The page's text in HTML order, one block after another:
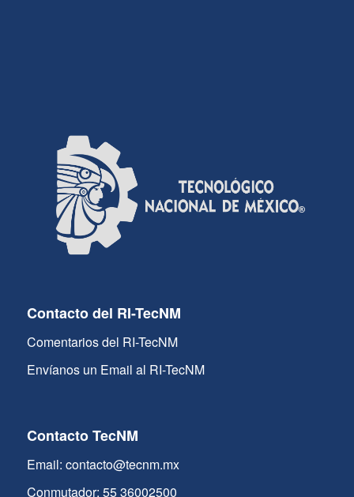
Contacto del RI-TecNM
Comentarios del RI-TecNM
Envíanos un Email al RI-TecNM
Contacto TecNM
Email: contacto@tecnm.mx
Conmutador: 55 36002500